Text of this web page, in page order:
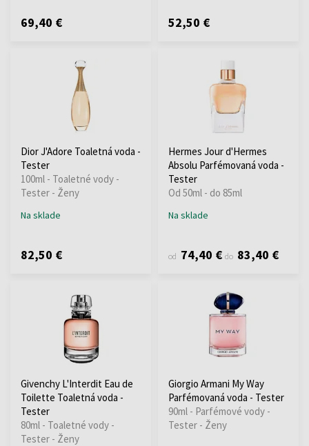
69,40 € 52,50 €
Dior J'Adore Toaletná voda -
Tester
100ml - Toaletné vody -
Tester - Ženy
Na sklade
82,50 €
Hermes Jour d'Hermes
Absolu Parfémovaná voda -
Tester
Od 50ml - do 85ml
Na sklade
od 74,40 € do 83,40 €
Givenchy L'Interdit Eau de
Toilette Toaletná voda -
Tester
80ml - Toaletné vody -
Tester - Ženy
Giorgio Armani My Way
Parfémovaná voda - Tester
90ml - Parfémové vody -
Tester - Ženy